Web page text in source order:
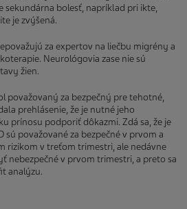
sekundárna bolesť, napríklad pri ikte,
je zvýšená.
za expertov na liečbu migrény a
Neurológovia zase nie sú
žien.
považovaný za bezpečný pre tehotné,
prehlásenie, že je nutné jeho
prínosu podporiť dôkazmi. Zdá sa, že je
sú považované za bezpečné v prvom a
rizikom v treťom trimestri, ale nedávne
nebezpečné v prvom trimestri, a preto sa
analýzu.